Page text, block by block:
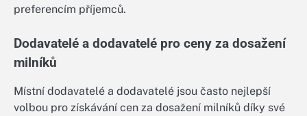
preferencím příjemců.
Dodavatelé a dodavatelé pro ceny za dosažení
milníků
Místní dodavatelé a dodavatelé jsou často nejlepší
volbou pro získávání cen za dosažení milníků díky své